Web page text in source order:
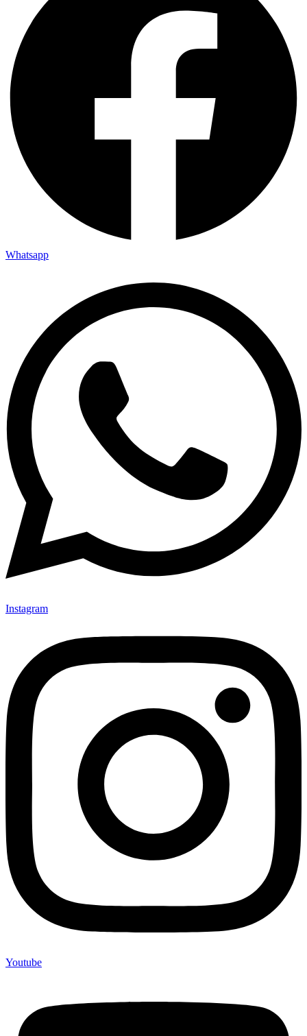
Whatsapp
Instagram
Youtube